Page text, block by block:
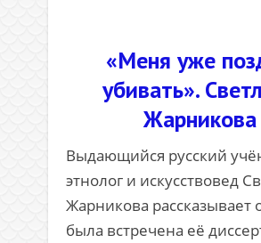
«Меня уже
убивать».
Жарникова
Выдающийся русский
этнолог и искусствовед
Жарникова рассказывает
была встречена её